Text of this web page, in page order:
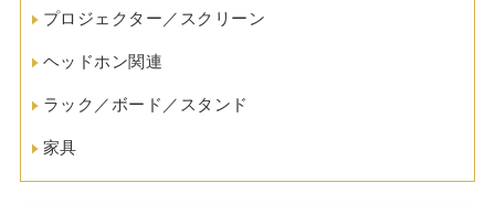
プロジェクター／スクリーン
ヘッドホン関連
ラック／ボード／スタンド
家具